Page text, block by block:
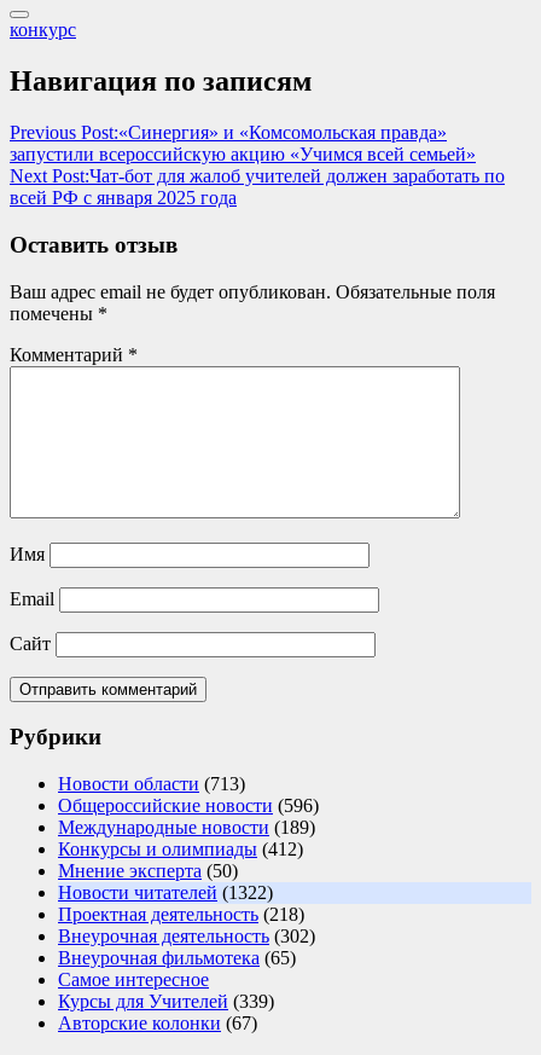
конкурс
Навигация по записям
Previous Post:«Синергия» и «Комсомольская правда»
запустили всероссийскую акцию «Учимся всей семьей»
Next Post:Чат-бот для жалоб учителей должен заработать по
всей РФ с января 2025 года
Оставить отзыв
Ваш адрес email не будет опубликован. Обязательные поля
помечены *
Комментарий *
Имя
Email
Сайт
Рубрики
Новости области (713)
Общероссийские новости (596)
Международные новости (189)
Конкурсы и олимпиады (412)
Мнение эксперта (50)
Новости читателей (1322)
Проектная деятельность (218)
Внеурочная деятельность (302)
Внеурочная фильмотека (65)
Самое интересное
Курсы для Учителей (339)
Авторские колонки (67)